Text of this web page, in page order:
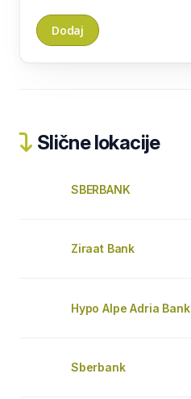
Slične lokacije
SBERBANK
Ziraat Bank
Hypo Alpe Adria Bank
Sberbank